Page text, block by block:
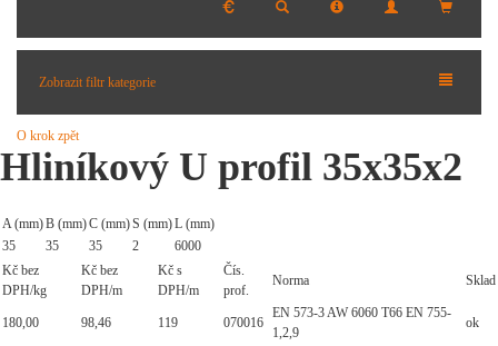
Zobrazit filtr kategorie
O krok zpět
Hliníkový U profil 35x35x2
A (mm)B (mm)C (mm)S (mm)L (mm)
35
35 35 2
6000
Kč bez
DPH/kg
Kč bez
DPH/m
Kč s
DPH/m
Čís.
prof.
Norma Sklad
180,00 98,46 119 070016
EN 573-3 AW 6060 T66 EN 755-
1,2,9
ok